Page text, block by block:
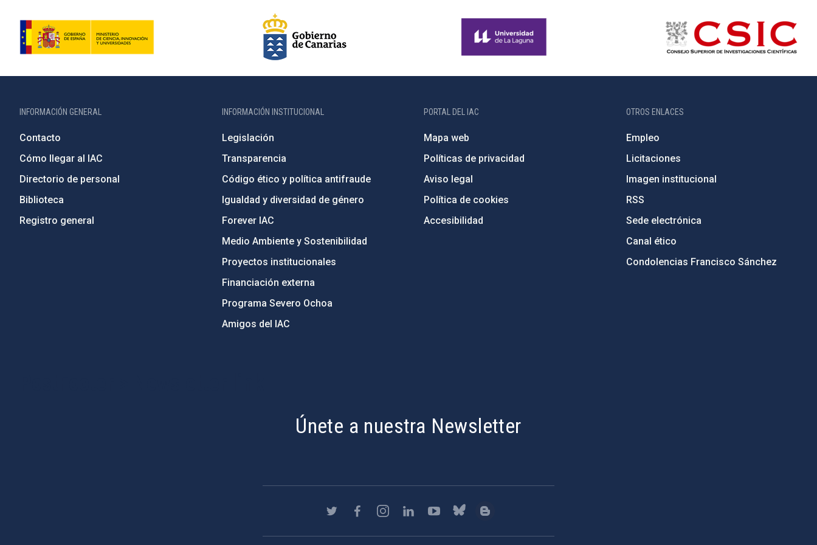
INFORMACIÓN GENERAL
Contacto
Cómo llegar al IAC
Directorio de personal
Biblioteca
Registro general
INFORMACIÓN INSTITUCIONAL
Legislación
Transparencia
Código ético y política antifraude
Igualdad y diversidad de género
Forever IAC
Medio Ambiente y Sostenibilidad
Proyectos institucionales
Financiación externa
Programa Severo Ochoa
Amigos del IAC
PORTAL DEL IAC
Mapa web
Políticas de privacidad
Aviso legal
Política de cookies
Accesibilidad
OTROS ENLACES
Empleo
Licitaciones
Imagen institucional
RSS
Sede electrónica
Canal ético
Condolencias Francisco Sánchez
Únete a nuestra Newsletter